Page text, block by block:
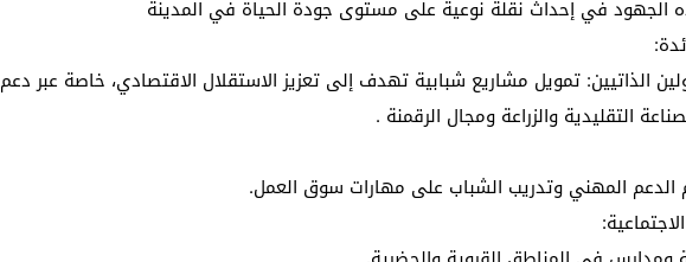
في إحداث نقلة نوعية على مستوى جودة الحياة في المدينة
الذاتيين: تمويل مشاريع شبابية تهدف إلى تعزيز الاستقلال الاقتصادي، خاصة عبر دعم
التقليدية والزراعة ومجال الرقمنة .
المهني وتدريب الشباب على مهارات سوق العمل.